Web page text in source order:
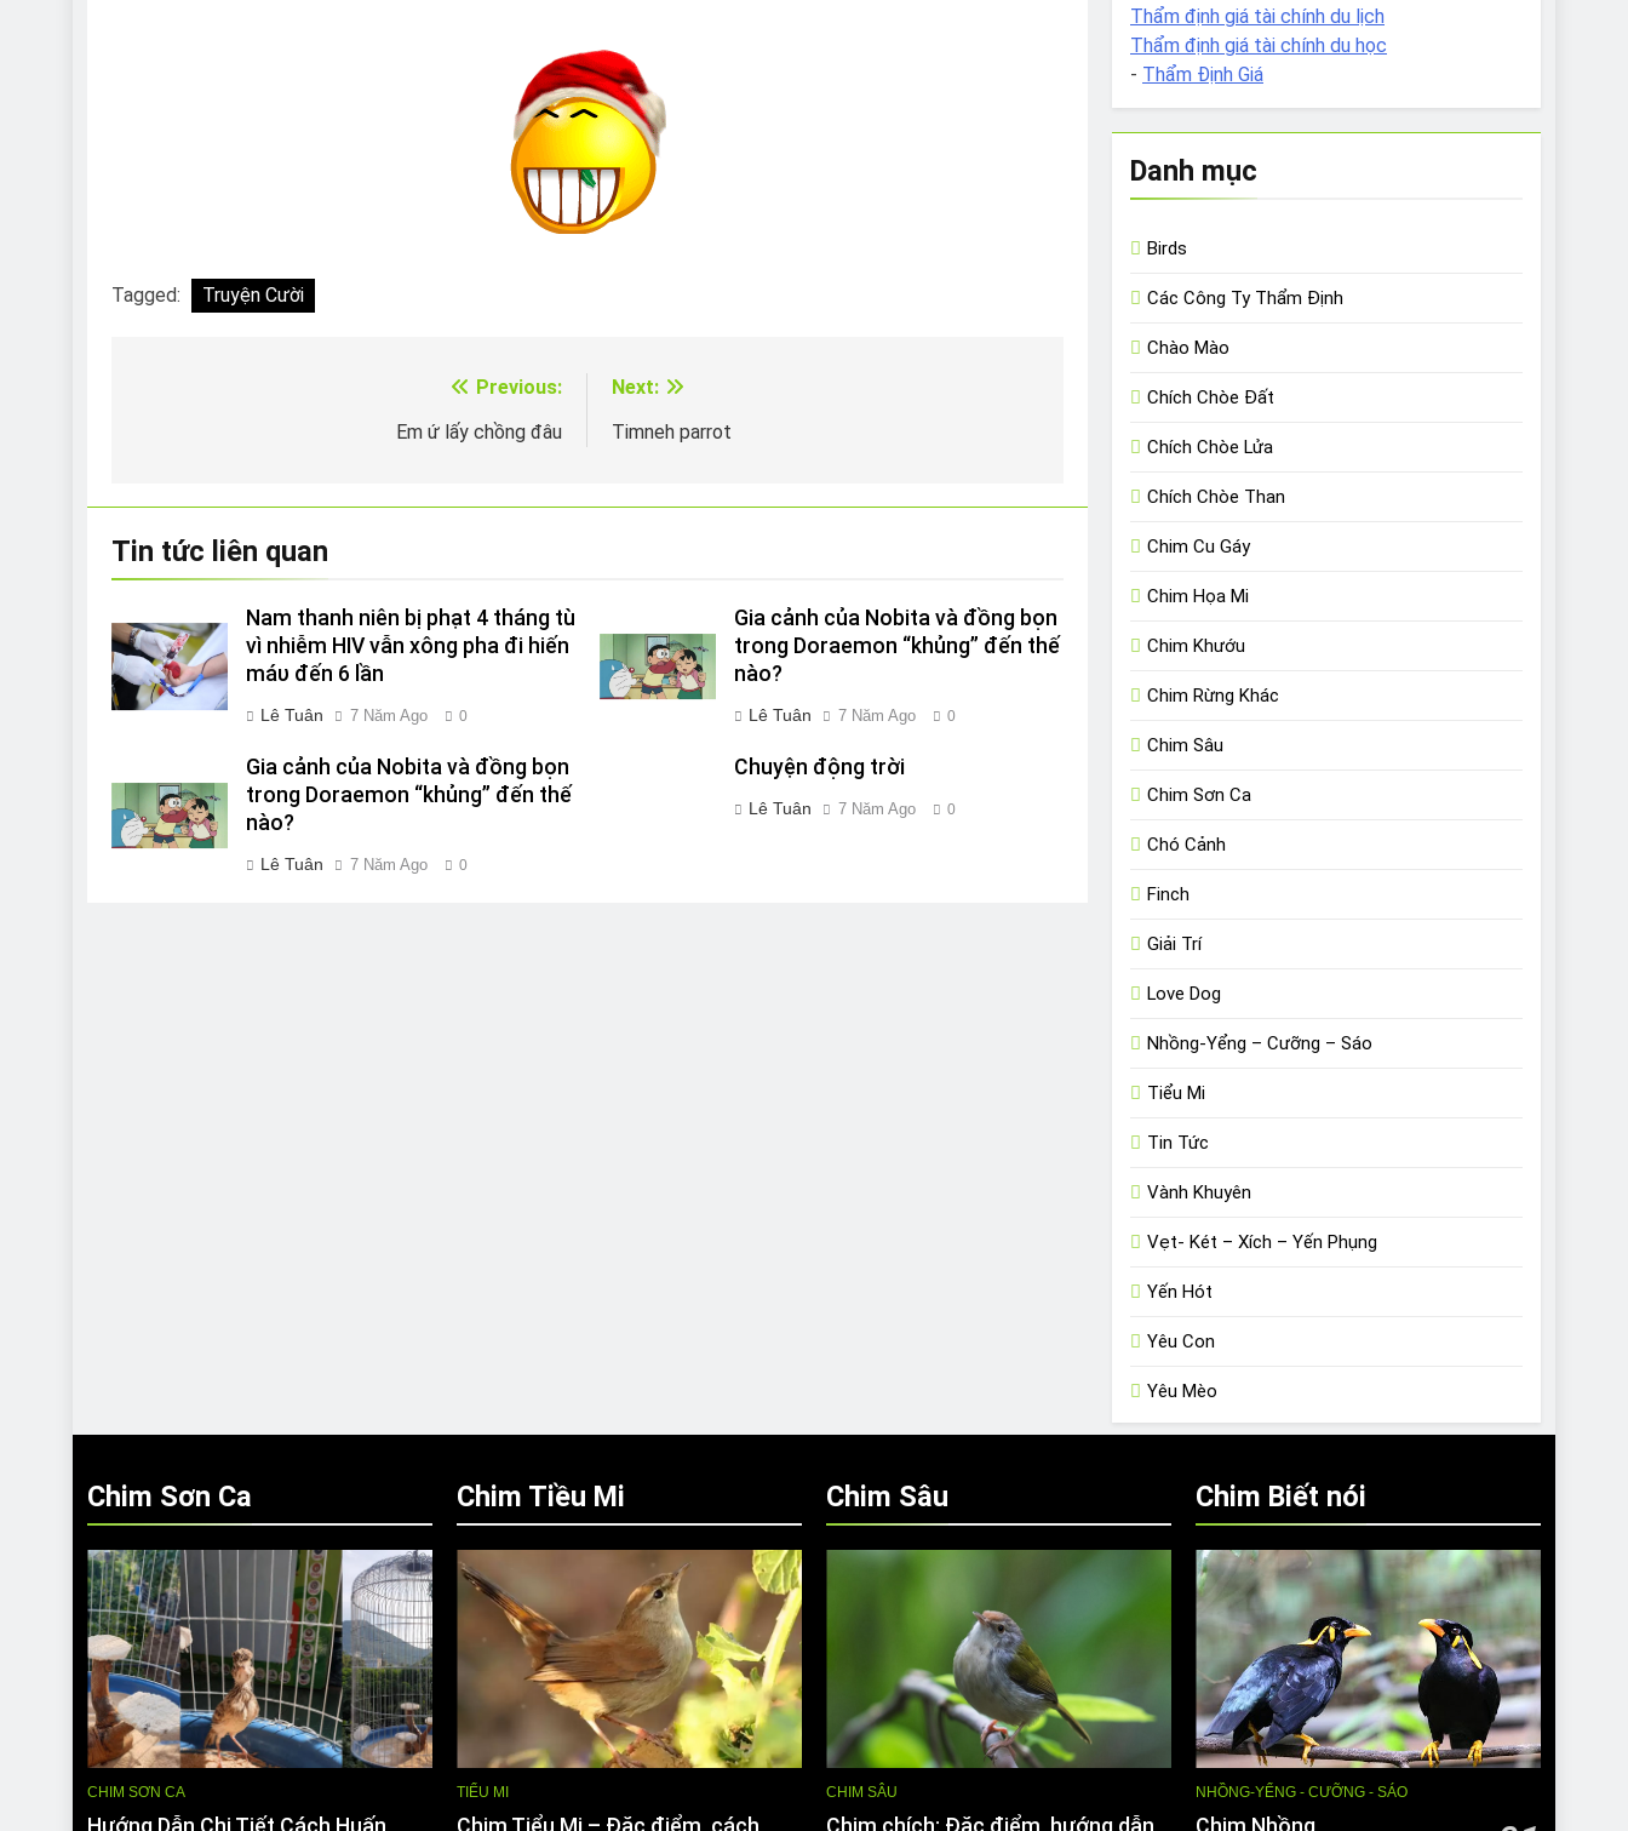
Tagged: Truyện Cười
Previous:
Em ứ lấy chồng đâu
Next:
Timneh parrot
Tin tức liên quan
Nam thanh niên bị phạt 4 tháng tù
vì nhiễm HIV vẫn xông pha đi hiến
máυ đến 6 lần
Lê Tuân 7 Năm Ago 0
Gia cảnh của Nobita và đồng bọn
trong Doraemon “khủng” đến thế
nào?
Lê Tuân 7 Năm Ago 0
Gia cảnh của Nobita và đồng bọn
trong Doraemon “khủng” đến thế
nào?
Lê Tuân 7 Năm Ago 0
Chuyện động trời
Lê Tuân 7 Năm Ago 0
Thẩm định giá tài chính du lịch
Thẩm định giá tài chính du học
- Thẩm Định Giá
Danh mục
Birds
Các Công Ty Thẩm Định
Chào Mào
Chích Chòe Đất
Chích Chòe Lửa
Chích Chòe Than
Chim Cu Gáy
Chim Họa Mi
Chim Khướu
Chim Rừng Khác
Chim Sâu
Chim Sơn Ca
Chó Cảnh
Finch
Giải Trí
Love Dog
Nhồng-Yểng – Cưỡng – Sáo
Tiểu Mi
Tin Tức
Vành Khuyên
Vẹt- Két – Xích – Yến Phụng
Yến Hót
Yêu Con
Yêu Mèo
Chim Sơn Ca
CHIM SƠN CA
Hướng Dẫn Chi Tiết Cách Huấn
Chim Tiều Mi
TIỂU MI
Chim Tiểu Mi – Đặc điểm, cách
Chim Sâu
CHIM SÂU
Chim chích: Đặc điểm, hướng dẫn
Chim Biết nói
NHỒNG-YỂNG - CƯỠNG - SÁO
Chim Nhồng